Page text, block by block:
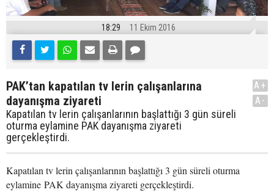
18:29 11 Ekim 2016
PAK’tan kapatılan tv lerin çalışanlarına
dayanışma ziyareti
Kapatılan tv lerin çalışanlarının başlattığı 3 gün süreli
oturma eylamine PAK dayanışma ziyareti
gerçekleştirdi.
A+
A-
Kapatılan tv lerin çalışanlarının başlattığı 3 gün süreli oturma
eylamine PAK dayanışma ziyareti gerçekleştirdi.